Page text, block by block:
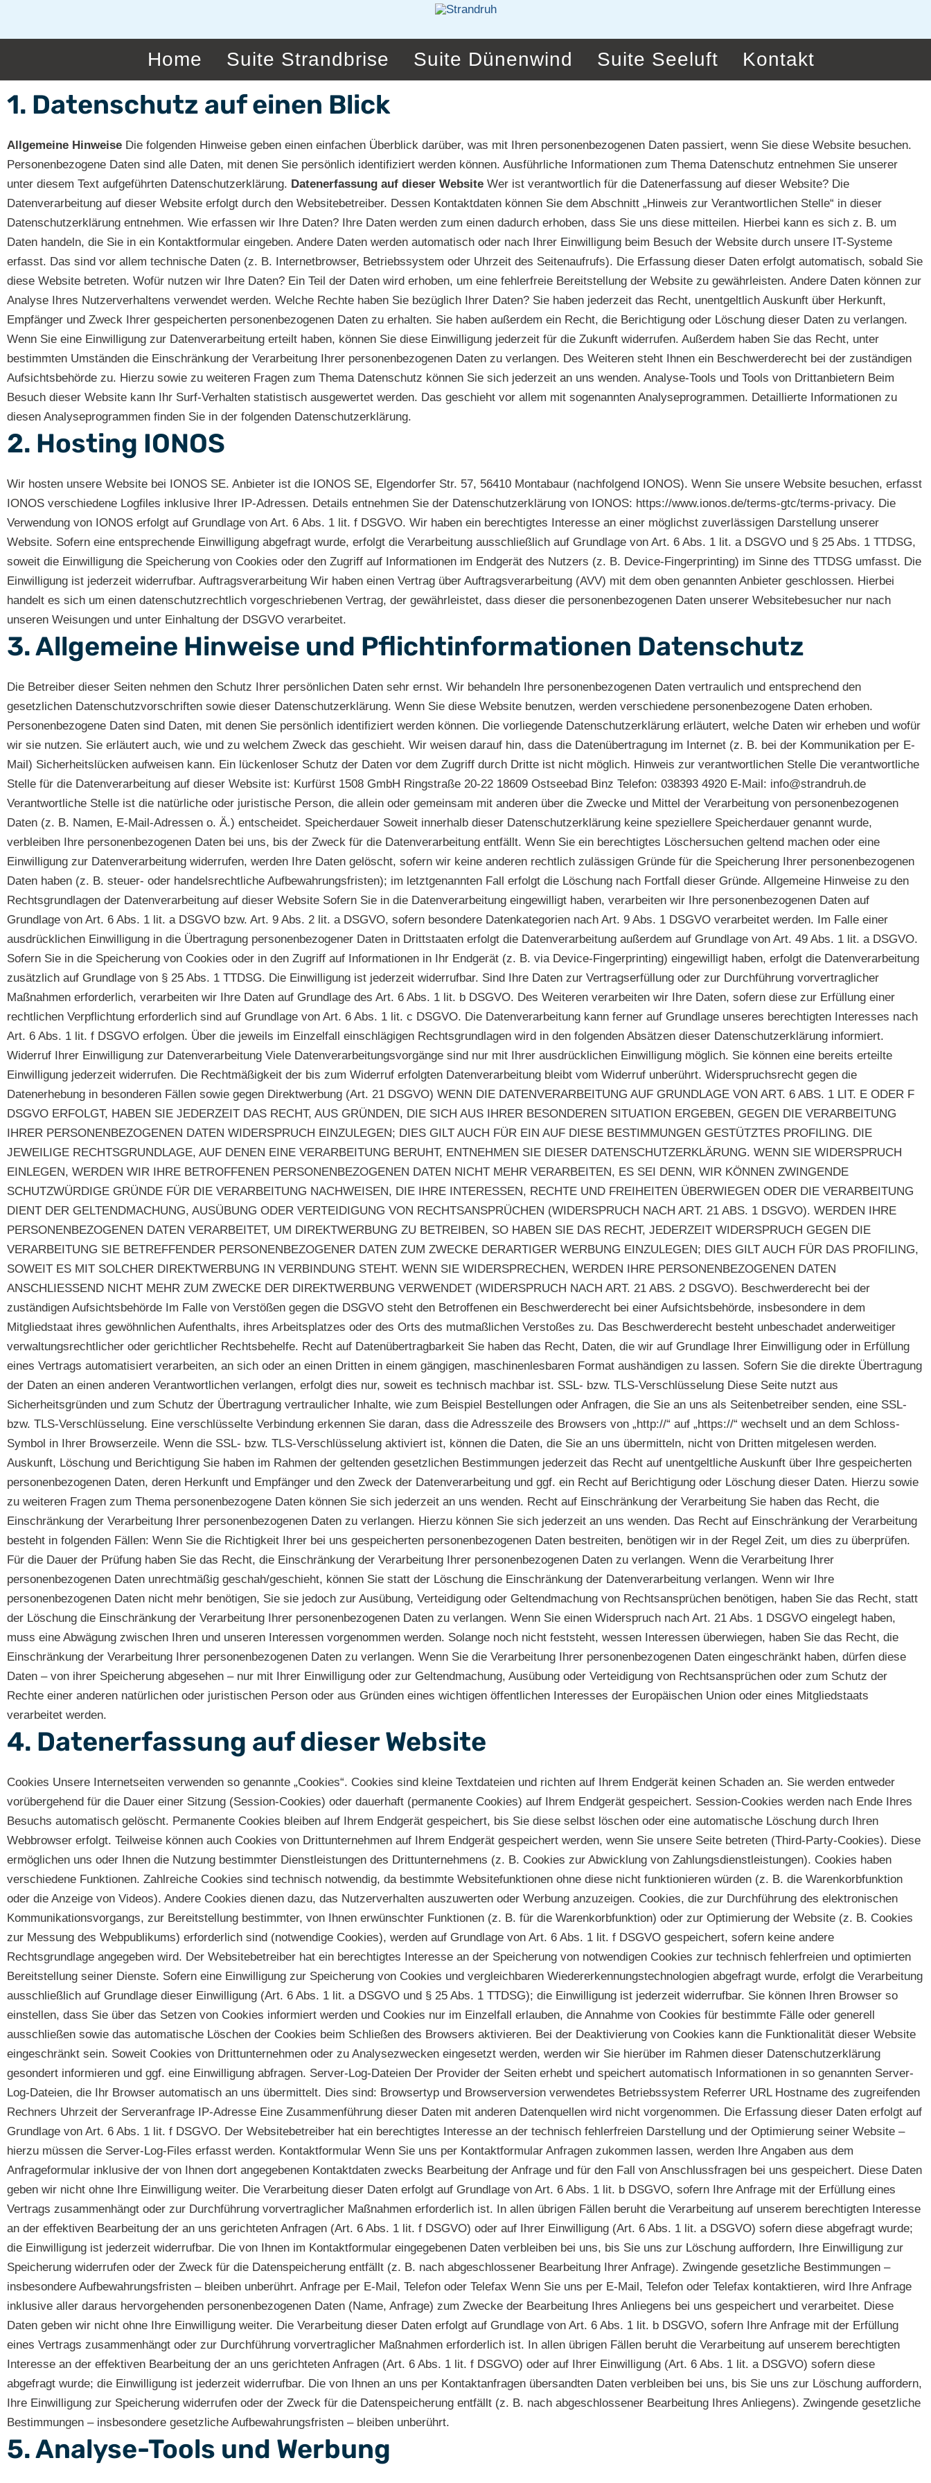
Home Suite Strandbrise Suite Dünenwind Suite Seeluft Kontakt
1. Datenschutz auf einen Blick
Allgemeine Hinweise Die folgenden Hinweise geben einen einfachen Überblick darüber, was mit Ihren personenbezogenen Daten passiert, wenn Sie diese Website besuchen.
Personenbezogene Daten sind alle Daten, mit denen Sie persönlich identifiziert werden können. Ausführliche Informationen zum Thema Datenschutz entnehmen Sie unserer
unter diesem Text aufgeführten Datenschutzerklärung. Datenerfassung auf dieser Website Wer ist verantwortlich für die Datenerfassung auf dieser Website? Die
Datenverarbeitung auf dieser Website erfolgt durch den Websitebetreiber. Dessen Kontaktdaten können Sie dem Abschnitt „Hinweis zur Verantwortlichen Stelle“ in dieser
Datenschutzerklärung entnehmen. Wie erfassen wir Ihre Daten? Ihre Daten werden zum einen dadurch erhoben, dass Sie uns diese mitteilen. Hierbei kann es sich z. B. um
Daten handeln, die Sie in ein Kontaktformular eingeben. Andere Daten werden automatisch oder nach Ihrer Einwilligung beim Besuch der Website durch unsere IT-Systeme
erfasst. Das sind vor allem technische Daten (z. B. Internetbrowser, Betriebssystem oder Uhrzeit des Seitenaufrufs). Die Erfassung dieser Daten erfolgt automatisch, sobald Sie
diese Website betreten. Wofür nutzen wir Ihre Daten? Ein Teil der Daten wird erhoben, um eine fehlerfreie Bereitstellung der Website zu gewährleisten. Andere Daten können zur
Analyse Ihres Nutzerverhaltens verwendet werden. Welche Rechte haben Sie bezüglich Ihrer Daten? Sie haben jederzeit das Recht, unentgeltlich Auskunft über Herkunft,
Empfänger und Zweck Ihrer gespeicherten personenbezogenen Daten zu erhalten. Sie haben außerdem ein Recht, die Berichtigung oder Löschung dieser Daten zu verlangen.
Wenn Sie eine Einwilligung zur Datenverarbeitung erteilt haben, können Sie diese Einwilligung jederzeit für die Zukunft widerrufen. Außerdem haben Sie das Recht, unter
bestimmten Umständen die Einschränkung der Verarbeitung Ihrer personenbezogenen Daten zu verlangen. Des Weiteren steht Ihnen ein Beschwerderecht bei der zuständigen
Aufsichtsbehörde zu. Hierzu sowie zu weiteren Fragen zum Thema Datenschutz können Sie sich jederzeit an uns wenden. Analyse-Tools und Tools von Dritt­anbietern Beim
Besuch dieser Website kann Ihr Surf-Verhalten statistisch ausgewertet werden. Das geschieht vor allem mit sogenannten Analyseprogrammen. Detaillierte Informationen zu
diesen Analyseprogrammen finden Sie in der folgenden Datenschutzerklärung.
2. Hosting IONOS
Wir hosten unsere Website bei IONOS SE. Anbieter ist die IONOS SE, Elgendorfer Str. 57, 56410 Montabaur (nachfolgend IONOS). Wenn Sie unsere Website besuchen, erfasst
IONOS verschiedene Logfiles inklusive Ihrer IP-Adressen. Details entnehmen Sie der Datenschutzerklärung von IONOS: https://www.ionos.de/terms-gtc/terms-privacy. Die
Verwendung von IONOS erfolgt auf Grundlage von Art. 6 Abs. 1 lit. f DSGVO. Wir haben ein berechtigtes Interesse an einer möglichst zuverlässigen Darstellung unserer
Website. Sofern eine entsprechende Einwilligung abgefragt wurde, erfolgt die Verarbeitung ausschließlich auf Grundlage von Art. 6 Abs. 1 lit. a DSGVO und § 25 Abs. 1 TTDSG,
soweit die Einwilligung die Speicherung von Cookies oder den Zugriff auf Informationen im Endgerät des Nutzers (z. B. Device-Fingerprinting) im Sinne des TTDSG umfasst. Die
Einwilligung ist jederzeit widerrufbar. Auftragsverarbeitung Wir haben einen Vertrag über Auftragsverarbeitung (AVV) mit dem oben genannten Anbieter geschlossen. Hierbei
handelt es sich um einen datenschutzrechtlich vorgeschriebenen Vertrag, der gewährleistet, dass dieser die personenbezogenen Daten unserer Websitebesucher nur nach
unseren Weisungen und unter Einhaltung der DSGVO verarbeitet.
3. Allgemeine Hinweise und Pflicht­informationen Datenschutz
Die Betreiber dieser Seiten nehmen den Schutz Ihrer persönlichen Daten sehr ernst. Wir behandeln Ihre personenbezogenen Daten vertraulich und entsprechend den
gesetzlichen Datenschutzvorschriften sowie dieser Datenschutzerklärung. Wenn Sie diese Website benutzen, werden verschiedene personenbezogene Daten erhoben.
Personenbezogene Daten sind Daten, mit denen Sie persönlich identifiziert werden können. Die vorliegende Datenschutzerklärung erläutert, welche Daten wir erheben und wofür
wir sie nutzen. Sie erläutert auch, wie und zu welchem Zweck das geschieht. Wir weisen darauf hin, dass die Datenübertragung im Internet (z. B. bei der Kommunikation per E-
Mail) Sicherheitslücken aufweisen kann. Ein lückenloser Schutz der Daten vor dem Zugriff durch Dritte ist nicht möglich. Hinweis zur verantwortlichen Stelle Die verantwortliche
Stelle für die Datenverarbeitung auf dieser Website ist: Kurfürst 1508 GmbH Ringstraße 20-22 18609 Ostseebad Binz Telefon: 038393 4920 E-Mail: info@strandruh.de
Verantwortliche Stelle ist die natürliche oder juristische Person, die allein oder gemeinsam mit anderen über die Zwecke und Mittel der Verarbeitung von personenbezogenen
Daten (z. B. Namen, E-Mail-Adressen o. Ä.) entscheidet. Speicherdauer Soweit innerhalb dieser Datenschutzerklärung keine speziellere Speicherdauer genannt wurde,
verbleiben Ihre personenbezogenen Daten bei uns, bis der Zweck für die Datenverarbeitung entfällt. Wenn Sie ein berechtigtes Löschersuchen geltend machen oder eine
Einwilligung zur Datenverarbeitung widerrufen, werden Ihre Daten gelöscht, sofern wir keine anderen rechtlich zulässigen Gründe für die Speicherung Ihrer personenbezogenen
Daten haben (z. B. steuer- oder handelsrechtliche Aufbewahrungsfristen); im letztgenannten Fall erfolgt die Löschung nach Fortfall dieser Gründe. Allgemeine Hinweise zu den
Rechtsgrundlagen der Datenverarbeitung auf dieser Website Sofern Sie in die Datenverarbeitung eingewilligt haben, verarbeiten wir Ihre personenbezogenen Daten auf
Grundlage von Art. 6 Abs. 1 lit. a DSGVO bzw. Art. 9 Abs. 2 lit. a DSGVO, sofern besondere Datenkategorien nach Art. 9 Abs. 1 DSGVO verarbeitet werden. Im Falle einer
ausdrücklichen Einwilligung in die Übertragung personenbezogener Daten in Drittstaaten erfolgt die Datenverarbeitung außerdem auf Grundlage von Art. 49 Abs. 1 lit. a DSGVO.
Sofern Sie in die Speicherung von Cookies oder in den Zugriff auf Informationen in Ihr Endgerät (z. B. via Device-Fingerprinting) eingewilligt haben, erfolgt die Datenverarbeitung
zusätzlich auf Grundlage von § 25 Abs. 1 TTDSG. Die Einwilligung ist jederzeit widerrufbar. Sind Ihre Daten zur Vertragserfüllung oder zur Durchführung vorvertraglicher
Maßnahmen erforderlich, verarbeiten wir Ihre Daten auf Grundlage des Art. 6 Abs. 1 lit. b DSGVO. Des Weiteren verarbeiten wir Ihre Daten, sofern diese zur Erfüllung einer
rechtlichen Verpflichtung erforderlich sind auf Grundlage von Art. 6 Abs. 1 lit. c DSGVO. Die Datenverarbeitung kann ferner auf Grundlage unseres berechtigten Interesses nach
Art. 6 Abs. 1 lit. f DSGVO erfolgen. Über die jeweils im Einzelfall einschlägigen Rechtsgrundlagen wird in den folgenden Absätzen dieser Datenschutzerklärung informiert.
Widerruf Ihrer Einwilligung zur Datenverarbeitung Viele Datenverarbeitungsvorgänge sind nur mit Ihrer ausdrücklichen Einwilligung möglich. Sie können eine bereits erteilte
Einwilligung jederzeit widerrufen. Die Rechtmäßigkeit der bis zum Widerruf erfolgten Datenverarbeitung bleibt vom Widerruf unberührt. Widerspruchsrecht gegen die
Datenerhebung in besonderen Fällen sowie gegen Direktwerbung (Art. 21 DSGVO) WENN DIE DATENVERARBEITUNG AUF GRUNDLAGE VON ART. 6 ABS. 1 LIT. E ODER F
DSGVO ERFOLGT, HABEN SIE JEDERZEIT DAS RECHT, AUS GRÜNDEN, DIE SICH AUS IHRER BESONDEREN SITUATION ERGEBEN, GEGEN DIE VERARBEITUNG
IHRER PERSONENBEZOGENEN DATEN WIDERSPRUCH EINZULEGEN; DIES GILT AUCH FÜR EIN AUF DIESE BESTIMMUNGEN GESTÜTZTES PROFILING. DIE
JEWEILIGE RECHTSGRUNDLAGE, AUF DENEN EINE VERARBEITUNG BERUHT, ENTNEHMEN SIE DIESER DATENSCHUTZERKLÄRUNG. WENN SIE WIDERSPRUCH
EINLEGEN, WERDEN WIR IHRE BETROFFENEN PERSONENBEZOGENEN DATEN NICHT MEHR VERARBEITEN, ES SEI DENN, WIR KÖNNEN ZWINGENDE
SCHUTZWÜRDIGE GRÜNDE FÜR DIE VERARBEITUNG NACHWEISEN, DIE IHRE INTERESSEN, RECHTE UND FREIHEITEN ÜBERWIEGEN ODER DIE VERARBEITUNG
DIENT DER GELTENDMACHUNG, AUSÜBUNG ODER VERTEIDIGUNG VON RECHTSANSPRÜCHEN (WIDERSPRUCH NACH ART. 21 ABS. 1 DSGVO). WERDEN IHRE
PERSONENBEZOGENEN DATEN VERARBEITET, UM DIREKTWERBUNG ZU BETREIBEN, SO HABEN SIE DAS RECHT, JEDERZEIT WIDERSPRUCH GEGEN DIE
VERARBEITUNG SIE BETREFFENDER PERSONENBEZOGENER DATEN ZUM ZWECKE DERARTIGER WERBUNG EINZULEGEN; DIES GILT AUCH FÜR DAS PROFILING,
SOWEIT ES MIT SOLCHER DIREKTWERBUNG IN VERBINDUNG STEHT. WENN SIE WIDERSPRECHEN, WERDEN IHRE PERSONENBEZOGENEN DATEN
ANSCHLIESSEND NICHT MEHR ZUM ZWECKE DER DIREKTWERBUNG VERWENDET (WIDERSPRUCH NACH ART. 21 ABS. 2 DSGVO). Beschwerde­recht bei der
zuständigen Aufsichts­behörde Im Falle von Verstößen gegen die DSGVO steht den Betroffenen ein Beschwerderecht bei einer Aufsichtsbehörde, insbesondere in dem
Mitgliedstaat ihres gewöhnlichen Aufenthalts, ihres Arbeitsplatzes oder des Orts des mutmaßlichen Verstoßes zu. Das Beschwerderecht besteht unbeschadet anderweitiger
verwaltungsrechtlicher oder gerichtlicher Rechtsbehelfe. Recht auf Daten­übertrag­barkeit Sie haben das Recht, Daten, die wir auf Grundlage Ihrer Einwilligung oder in Erfüllung
eines Vertrags automatisiert verarbeiten, an sich oder an einen Dritten in einem gängigen, maschinenlesbaren Format aushändigen zu lassen. Sofern Sie die direkte Übertragung
der Daten an einen anderen Verantwortlichen verlangen, erfolgt dies nur, soweit es technisch machbar ist. SSL- bzw. TLS-Verschlüsselung Diese Seite nutzt aus
Sicherheitsgründen und zum Schutz der Übertragung vertraulicher Inhalte, wie zum Beispiel Bestellungen oder Anfragen, die Sie an uns als Seitenbetreiber senden, eine SSL-
bzw. TLS-Verschlüsselung. Eine verschlüsselte Verbindung erkennen Sie daran, dass die Adresszeile des Browsers von „http://“ auf „https://“ wechselt und an dem Schloss-
Symbol in Ihrer Browserzeile. Wenn die SSL- bzw. TLS-Verschlüsselung aktiviert ist, können die Daten, die Sie an uns übermitteln, nicht von Dritten mitgelesen werden.
Auskunft, Löschung und Berichtigung Sie haben im Rahmen der geltenden gesetzlichen Bestimmungen jederzeit das Recht auf unentgeltliche Auskunft über Ihre gespeicherten
personenbezogenen Daten, deren Herkunft und Empfänger und den Zweck der Datenverarbeitung und ggf. ein Recht auf Berichtigung oder Löschung dieser Daten. Hierzu sowie
zu weiteren Fragen zum Thema personenbezogene Daten können Sie sich jederzeit an uns wenden. Recht auf Einschränkung der Verarbeitung Sie haben das Recht, die
Einschränkung der Verarbeitung Ihrer personenbezogenen Daten zu verlangen. Hierzu können Sie sich jederzeit an uns wenden. Das Recht auf Einschränkung der Verarbeitung
besteht in folgenden Fällen: Wenn Sie die Richtigkeit Ihrer bei uns gespeicherten personenbezogenen Daten bestreiten, benötigen wir in der Regel Zeit, um dies zu überprüfen.
Für die Dauer der Prüfung haben Sie das Recht, die Einschränkung der Verarbeitung Ihrer personenbezogenen Daten zu verlangen. Wenn die Verarbeitung Ihrer
personenbezogenen Daten unrechtmäßig geschah/geschieht, können Sie statt der Löschung die Einschränkung der Datenverarbeitung verlangen. Wenn wir Ihre
personenbezogenen Daten nicht mehr benötigen, Sie sie jedoch zur Ausübung, Verteidigung oder Geltendmachung von Rechtsansprüchen benötigen, haben Sie das Recht, statt
der Löschung die Einschränkung der Verarbeitung Ihrer personenbezogenen Daten zu verlangen. Wenn Sie einen Widerspruch nach Art. 21 Abs. 1 DSGVO eingelegt haben,
muss eine Abwägung zwischen Ihren und unseren Interessen vorgenommen werden. Solange noch nicht feststeht, wessen Interessen überwiegen, haben Sie das Recht, die
Einschränkung der Verarbeitung Ihrer personenbezogenen Daten zu verlangen. Wenn Sie die Verarbeitung Ihrer personenbezogenen Daten eingeschränkt haben, dürfen diese
Daten – von ihrer Speicherung abgesehen – nur mit Ihrer Einwilligung oder zur Geltendmachung, Ausübung oder Verteidigung von Rechtsansprüchen oder zum Schutz der
Rechte einer anderen natürlichen oder juristischen Person oder aus Gründen eines wichtigen öffentlichen Interesses der Europäischen Union oder eines Mitgliedstaats
verarbeitet werden.
4. Datenerfassung auf dieser Website
Cookies Unsere Internetseiten verwenden so genannte „Cookies“. Cookies sind kleine Textdateien und richten auf Ihrem Endgerät keinen Schaden an. Sie werden entweder
vorübergehend für die Dauer einer Sitzung (Session-Cookies) oder dauerhaft (permanente Cookies) auf Ihrem Endgerät gespeichert. Session-Cookies werden nach Ende Ihres
Besuchs automatisch gelöscht. Permanente Cookies bleiben auf Ihrem Endgerät gespeichert, bis Sie diese selbst löschen oder eine automatische Löschung durch Ihren
Webbrowser erfolgt. Teilweise können auch Cookies von Drittunternehmen auf Ihrem Endgerät gespeichert werden, wenn Sie unsere Seite betreten (Third-Party-Cookies). Diese
ermöglichen uns oder Ihnen die Nutzung bestimmter Dienstleistungen des Drittunternehmens (z. B. Cookies zur Abwicklung von Zahlungsdienstleistungen). Cookies haben
verschiedene Funktionen. Zahlreiche Cookies sind technisch notwendig, da bestimmte Websitefunktionen ohne diese nicht funktionieren würden (z. B. die Warenkorbfunktion
oder die Anzeige von Videos). Andere Cookies dienen dazu, das Nutzerverhalten auszuwerten oder Werbung anzuzeigen. Cookies, die zur Durchführung des elektronischen
Kommunikationsvorgangs, zur Bereitstellung bestimmter, von Ihnen erwünschter Funktionen (z. B. für die Warenkorbfunktion) oder zur Optimierung der Website (z. B. Cookies
zur Messung des Webpublikums) erforderlich sind (notwendige Cookies), werden auf Grundlage von Art. 6 Abs. 1 lit. f DSGVO gespeichert, sofern keine andere
Rechtsgrundlage angegeben wird. Der Websitebetreiber hat ein berechtigtes Interesse an der Speicherung von notwendigen Cookies zur technisch fehlerfreien und optimierten
Bereitstellung seiner Dienste. Sofern eine Einwilligung zur Speicherung von Cookies und vergleichbaren Wiedererkennungstechnologien abgefragt wurde, erfolgt die Verarbeitung
ausschließlich auf Grundlage dieser Einwilligung (Art. 6 Abs. 1 lit. a DSGVO und § 25 Abs. 1 TTDSG); die Einwilligung ist jederzeit widerrufbar. Sie können Ihren Browser so
einstellen, dass Sie über das Setzen von Cookies informiert werden und Cookies nur im Einzelfall erlauben, die Annahme von Cookies für bestimmte Fälle oder generell
ausschließen sowie das automatische Löschen der Cookies beim Schließen des Browsers aktivieren. Bei der Deaktivierung von Cookies kann die Funktionalität dieser Website
eingeschränkt sein. Soweit Cookies von Drittunternehmen oder zu Analysezwecken eingesetzt werden, werden wir Sie hierüber im Rahmen dieser Datenschutzerklärung
gesondert informieren und ggf. eine Einwilligung abfragen. Server-Log-Dateien Der Provider der Seiten erhebt und speichert automatisch Informationen in so genannten Server-
Log-Dateien, die Ihr Browser automatisch an uns übermittelt. Dies sind: Browsertyp und Browserversion verwendetes Betriebssystem Referrer URL Hostname des zugreifenden
Rechners Uhrzeit der Serveranfrage IP-Adresse Eine Zusammenführung dieser Daten mit anderen Datenquellen wird nicht vorgenommen. Die Erfassung dieser Daten erfolgt auf
Grundlage von Art. 6 Abs. 1 lit. f DSGVO. Der Websitebetreiber hat ein berechtigtes Interesse an der technisch fehlerfreien Darstellung und der Optimierung seiner Website –
hierzu müssen die Server-Log-Files erfasst werden. Kontaktformular Wenn Sie uns per Kontaktformular Anfragen zukommen lassen, werden Ihre Angaben aus dem
Anfrageformular inklusive der von Ihnen dort angegebenen Kontaktdaten zwecks Bearbeitung der Anfrage und für den Fall von Anschlussfragen bei uns gespeichert. Diese Daten
geben wir nicht ohne Ihre Einwilligung weiter. Die Verarbeitung dieser Daten erfolgt auf Grundlage von Art. 6 Abs. 1 lit. b DSGVO, sofern Ihre Anfrage mit der Erfüllung eines
Vertrags zusammenhängt oder zur Durchführung vorvertraglicher Maßnahmen erforderlich ist. In allen übrigen Fällen beruht die Verarbeitung auf unserem berechtigten Interesse
an der effektiven Bearbeitung der an uns gerichteten Anfragen (Art. 6 Abs. 1 lit. f DSGVO) oder auf Ihrer Einwilligung (Art. 6 Abs. 1 lit. a DSGVO) sofern diese abgefragt wurde;
die Einwilligung ist jederzeit widerrufbar. Die von Ihnen im Kontaktformular eingegebenen Daten verbleiben bei uns, bis Sie uns zur Löschung auffordern, Ihre Einwilligung zur
Speicherung widerrufen oder der Zweck für die Datenspeicherung entfällt (z. B. nach abgeschlossener Bearbeitung Ihrer Anfrage). Zwingende gesetzliche Bestimmungen –
insbesondere Aufbewahrungsfristen – bleiben unberührt. Anfrage per E-Mail, Telefon oder Telefax Wenn Sie uns per E-Mail, Telefon oder Telefax kontaktieren, wird Ihre Anfrage
inklusive aller daraus hervorgehenden personenbezogenen Daten (Name, Anfrage) zum Zwecke der Bearbeitung Ihres Anliegens bei uns gespeichert und verarbeitet. Diese
Daten geben wir nicht ohne Ihre Einwilligung weiter. Die Verarbeitung dieser Daten erfolgt auf Grundlage von Art. 6 Abs. 1 lit. b DSGVO, sofern Ihre Anfrage mit der Erfüllung
eines Vertrags zusammenhängt oder zur Durchführung vorvertraglicher Maßnahmen erforderlich ist. In allen übrigen Fällen beruht die Verarbeitung auf unserem berechtigten
Interesse an der effektiven Bearbeitung der an uns gerichteten Anfragen (Art. 6 Abs. 1 lit. f DSGVO) oder auf Ihrer Einwilligung (Art. 6 Abs. 1 lit. a DSGVO) sofern diese
abgefragt wurde; die Einwilligung ist jederzeit widerrufbar. Die von Ihnen an uns per Kontaktanfragen übersandten Daten verbleiben bei uns, bis Sie uns zur Löschung auffordern,
Ihre Einwilligung zur Speicherung widerrufen oder der Zweck für die Datenspeicherung entfällt (z. B. nach abgeschlossener Bearbeitung Ihres Anliegens). Zwingende gesetzliche
Bestimmungen – insbesondere gesetzliche Aufbewahrungsfristen – bleiben unberührt.
5. Analyse-Tools und Werbung